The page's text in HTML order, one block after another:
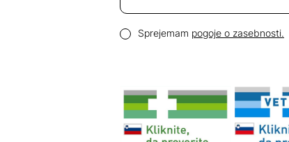
Pogoji zasebnosti
Sprejemam pogoje o zasebnosti.